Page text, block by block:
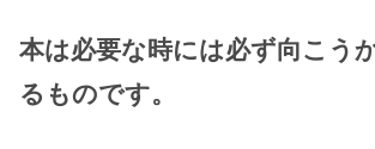
本は必要な時には必ず向こう
るものです。